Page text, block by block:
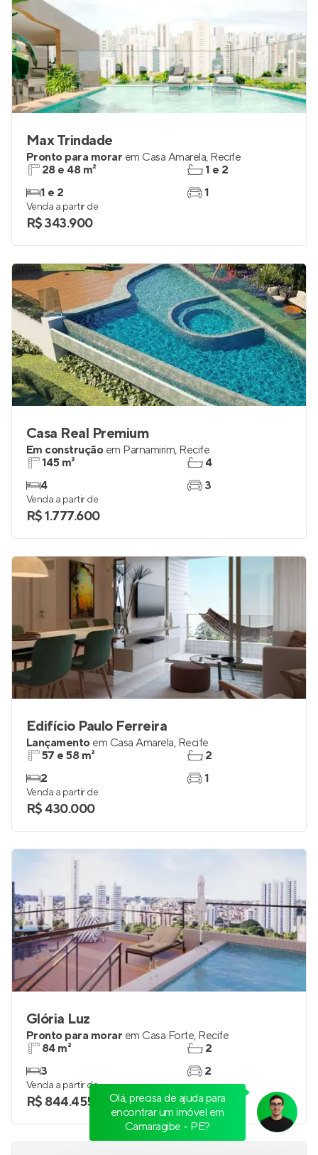
Max Trindade
Pronto para morar em Casa Amarela, Recife
28 e 48 m²
1 e 2
1 e 2
1
Venda a partir de
R$ 343.900
Casa Real Premium
Em construção em Parnamirim, Recife
145 m²
4
4
3
Venda a partir de
R$ 1.777.600
Edifício Paulo Ferreira
Lançamento em Casa Amarela, Recife
57 e 58 m²
2
2
1
Venda a partir de
R$ 430.000
Glória Luz
Pronto para morar em Casa Forte, Recife
84 m²
3
2
2
Venda a partir de
R$ 844.455
Olá, precisa de ajuda para
encontrar um imóvel em
Camaragibe - PE?